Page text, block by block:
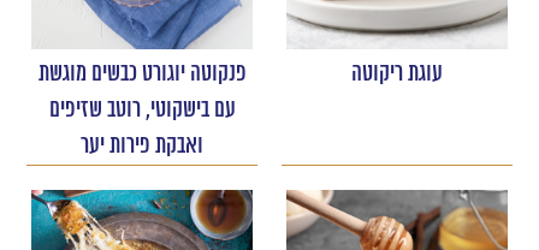
עוגת ריקוטה
פנקוטה יוגורט כבשים מוגשת
עם בישקוטי, רוטב שזיפים
ואבקת פירות יער